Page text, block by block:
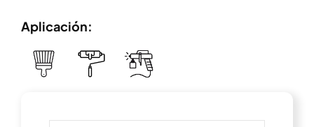
Aplicación: